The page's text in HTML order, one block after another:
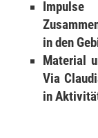
in den
Material
Via
in